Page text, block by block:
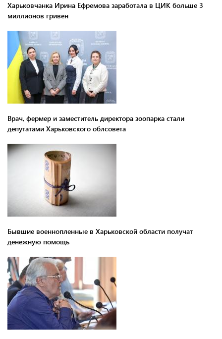
Харьковчанка Ирина Ефремова заработала в ЦИК больше 3
миллионов гривен
Врач, фермер и заместитель директора зоопарка стали
депутатами Харьковского облсовета
Бывшие военнопленные в Харьковской области получат
денежную помощь